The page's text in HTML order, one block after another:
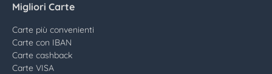
Migliori Carte
Carte più convenienti
Carte con IBAN
Carte cashback
Carte VISA